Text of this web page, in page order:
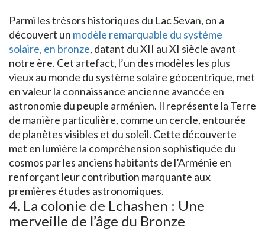
Parmi les trésors historiques du Lac Sevan, on a
découvert un modèle remarquable du système
solaire, en bronze, datant du XII au XI siècle avant
notre ère. Cet artefact, l’un des modèles les plus
vieux au monde du système solaire géocentrique, met
en valeur la connaissance ancienne avancée en
astronomie du peuple arménien. Il représente la Terre
de manière particulière, comme un cercle, entourée
de planètes visibles et du soleil. Cette découverte
met en lumière la compréhension sophistiquée du
cosmos par les anciens habitants de l’Arménie en
renforçant leur contribution marquante aux
premières études astronomiques.
4. La colonie de Lchashen : Une
merveille de l’âge du Bronze